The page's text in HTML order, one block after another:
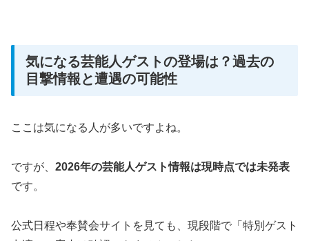
気になる芸能人ゲストの登場は？過去の
目撃情報と遭遇の可能性
ここは気になる人が多いですよね。
ですが、 2026年の芸能人ゲスト情報は現時点では未発表
です。
公式日程や奉賛会サイトを見ても、現段階で「特別ゲスト